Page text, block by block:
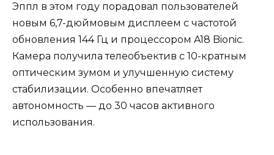
Эппл в этом году порадовал пользователей
новым 6,7-дюймовым дисплеем с частотой
обновления 144 Гц и процессором A18 Bionic.
Камера получила телеобъектив с 10-кратным
оптическим зумом и улучшенную систему
стабилизации. Особенно впечатляет
автономность — до 30 часов активного
использования.